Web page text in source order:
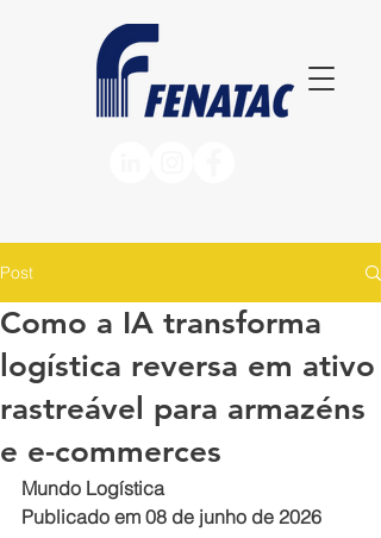
Post
Como a IA transforma
logística reversa em ativo
rastreável para armazéns
e e-commerces
Mundo Logística
Publicado em 08 de junho de 2026